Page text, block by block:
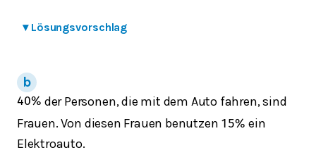
▾ Lösungsvorschlag
40% der Personen, die mit dem Auto fahren, sind
Frauen. Von diesen Frauen benutzen 15% ein
Elektroauto.